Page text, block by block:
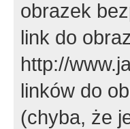
obrazek
link do
http://
linków do
(chyba, że